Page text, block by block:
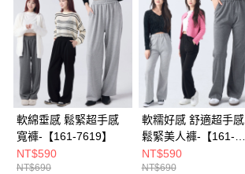
宅配(貨到付款)
每筆NT$100，滿NT$1,899(含以上)免運費
軟綿垂感 鬆緊超手感
寬褲-【161-7619】
NT$590
NT$690
軟糯好感 舒適超手感
鬆緊美人褲-【161-
7620】
NT$590
NT$690